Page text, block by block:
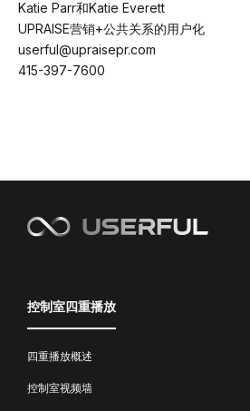
Katie Parr和Katie Everett
UPRAISE营销+公共关系的用户化
userful@upraisepr.com
415-397-7600
控制室四重播放
四重播放概述
控制室视频墙